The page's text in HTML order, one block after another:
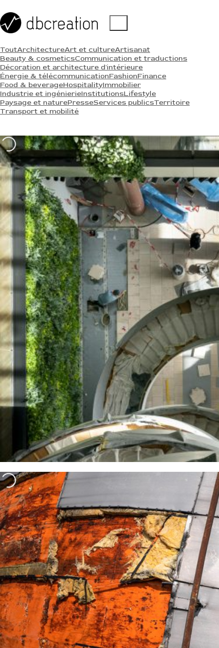
ToutArchitectureArt et cultureArtisanat
Beauty & cosmeticsCommunication et traductions
Décoration et architecture d'intérieure
Énergie & télécommunicationFashionFinance
Food & beverageHospitalityImmobilier
Industrie et ingénierieInstitutionsLifestyle
Paysage et naturePresseServices publicsTerritoire
Transport et mobilité